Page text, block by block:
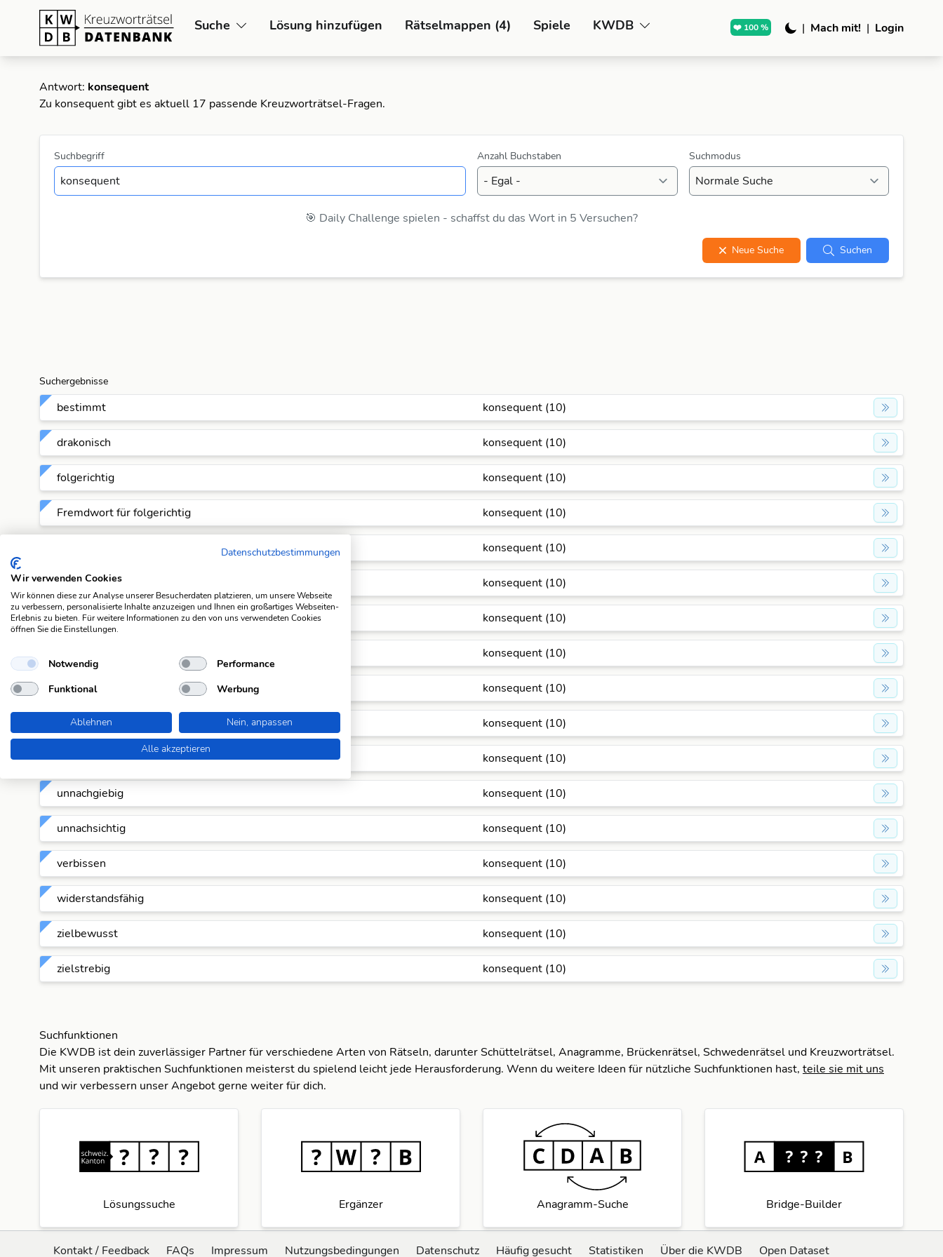
Suche Lösung hinzufügen Rätselmappen (4) Spiele KWDB ❤️ 100 % | Mach mit! | Login
Antwort: konsequent
Zu konsequent gibt es aktuell 17 passende Kreuzworträtsel-Fragen.
Suchbegriff Anzahl Buchstaben Suchmodus
🎯 Daily Challenge spielen - schaffst du das Wort in 5 Versuchen?
Neue Suche Suchen
Suchergebnisse
bestimmt konsequent (10)
drakonisch konsequent (10)
folgerichtig konsequent (10)
Fremdwort für folgerichtig konsequent (10)
konsequent (10)
logisch konsequent (10)
planmässig konsequent (10)
konsequent (10)
stetig konsequent (10)
streng konsequent (10)
unbeugsam konsequent (10)
unnachgiebig konsequent (10)
unnachsichtig konsequent (10)
verbissen konsequent (10)
widerstandsfähig konsequent (10)
zielbewusst konsequent (10)
zielstrebig konsequent (10)
Suchfunktionen
Die KWDB ist dein zuverlässiger Partner für verschiedene Arten von Rätseln, darunter Schüttelrätsel, Anagramme, Brückenrätsel, Schwedenrätsel und Kreuzworträtsel.
Mit unseren praktischen Suchfunktionen meisterst du spielend leicht jede Herausforderung. Wenn du weitere Ideen für nützliche Suchfunktionen hast, teile sie mit uns
und wir verbessern unser Angebot gerne weiter für dich.
Lösungssuche Ergänzer Anagramm-Suche Bridge-Builder
Kontakt / Feedback FAQs Impressum Nutzungsbedingungen Datenschutz Häufig gesucht Statistiken Über die KWDB Open Dataset
Datenschutzbestimmungen
Wir verwenden Cookies
Wir können diese zur Analyse unserer Besucherdaten platzieren, um unsere Webseite
zu verbessern, personalisierte Inhalte anzuzeigen und Ihnen ein großartiges Webseiten-
Erlebnis zu bieten. Für weitere Informationen zu den von uns verwendeten Cookies
öffnen Sie die Einstellungen.
Notwendig
Performance
Funktional
Werbung
Ablehnen
Nein, anpassen
Alle akzeptieren